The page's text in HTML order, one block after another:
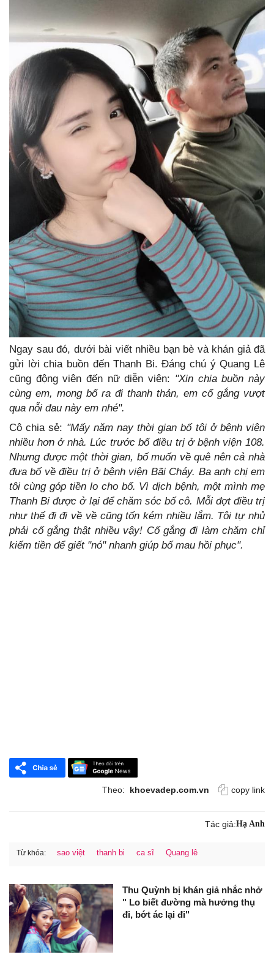
Ngay sau đó, dưới bài viết nhiều bạn bè và khán giả đã
gửi lời chia buồn đến Thanh Bi. Đáng chú ý Quang Lê
cũng động viên đến nữ diễn viên: "Xin chia buồn này
cùng em, mong bố ra đi thanh thản, em cố gắng vượt
qua nỗi đau này em nhé".
Cô chia sẻ: "Mấy năm nay thời gian bố tôi ở bệnh viện
nhiều hơn ở nhà. Lúc trước bố điều trị ở bệnh viện 108.
Nhưng được một thời gian, bố muốn về quê nên cả nhà
đưa bố về điều trị ở bệnh viện Bãi Cháy. Ba anh chị em
tôi cùng góp tiền lo cho bố. Vì dịch bệnh, một mình mẹ
Thanh Bi được ở lại để chăm sóc bố cô. Mỗi đợt điều trị
như thế đi đi về về cũng tốn kém nhiều lắm. Tôi tự nhủ
phải cố gắng thật nhiều vậy! Cố gắng đi làm chăm chỉ
kiếm tiền để giết "nó" nhanh giúp bố mau hồi phục".
Theo: khoevadep.com.vn copy link
Tác giả:Hạ Anh
Từ khóa: sao việt thanh bi ca sĩ Quang lê
Thu Quỳnh bị khán giả nhắc nhở
" Lo biết đường mà hưởng thụ
đi, bớt ác lại đi"